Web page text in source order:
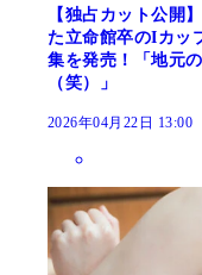
【独占カット公開
た立命館卒のIカッ
集を発売！「地元
（笑）」
2026年04月22日 13:00